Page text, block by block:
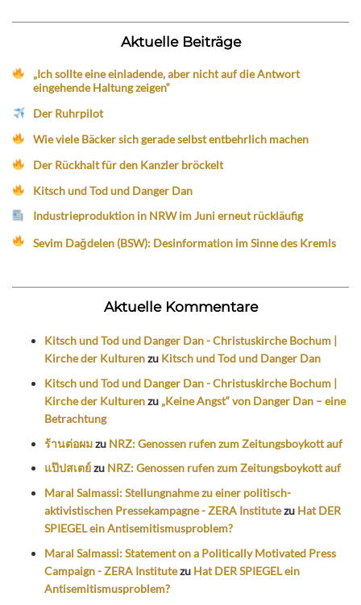
Aktuelle Beiträge
„Ich sollte eine einladende, aber nicht auf die Antwort
eingehende Haltung zeigen“
Der Ruhrpilot
Wie viele Bäcker sich gerade selbst entbehrlich machen
Der Rückhalt für den Kanzler bröckelt
Kitsch und Tod und Danger Dan
Industrieproduktion in NRW im Juni erneut rückläufig
Sevim Dağdelen (BSW): Desinformation im Sinne des Kremls
Aktuelle Kommentare
Kitsch und Tod und Danger Dan - Christuskirche Bochum |
Kirche der Kulturenzu Kitsch und Tod und Danger Dan
Kitsch und Tod und Danger Dan - Christuskirche Bochum |
Kirche der Kulturenzu „Keine Angst“ von Danger Dan – eine
Betrachtung
ร้านต่อผมzu NRZ: Genossen rufen zum Zeitungsboykott auf
แป๊ปสเตย์zu NRZ: Genossen rufen zum Zeitungsboykott auf
Maral Salmassi: Stellungnahme zu einer politisch-
aktivistischen Pressekampagne - ZERA Institutezu Hat DER
SPIEGEL ein Antisemitismusproblem?
Maral Salmassi: Statement on a Politically Motivated Press
Campaign - ZERA Institutezu Hat DER SPIEGEL ein
Antisemitismusproblem?